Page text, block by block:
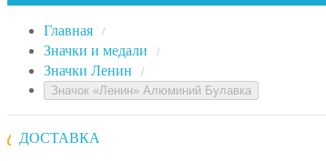
Главная /
Значки и медали /
Значки Ленин /
Значок «Ленин» Алюминий Булавка
ДОСТАВКА